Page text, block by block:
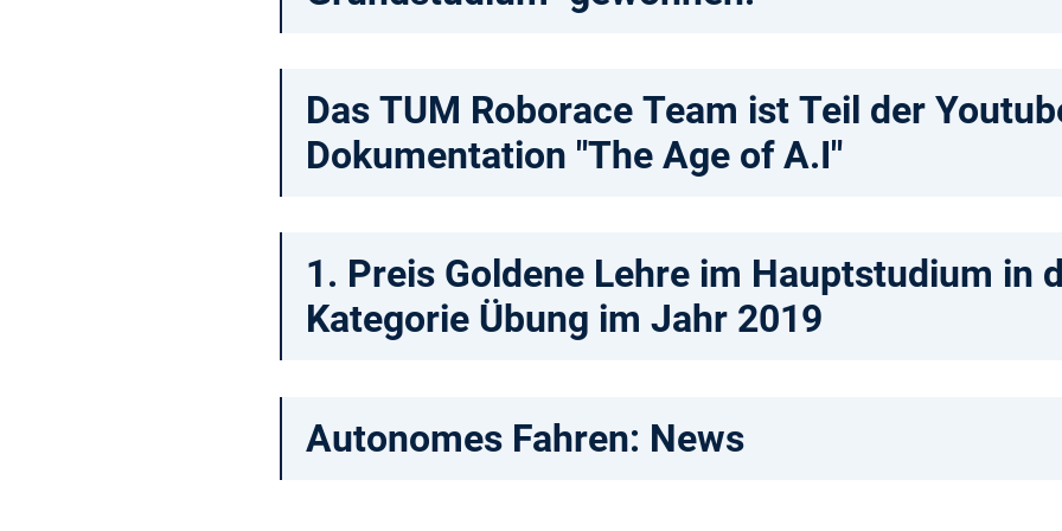
Das TUM Roborace Team ist Teil der
Dokumentation "The Age of A.I"
1. Preis Goldene Lehre im Hauptstudium in
Kategorie Übung im Jahr 2019
Autonomes Fahren: News